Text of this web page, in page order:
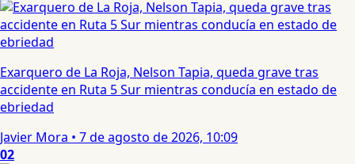
Exarquero de La Roja, Nelson Tapia, queda grave tras
accidente en Ruta 5 Sur mientras conducía en estado de
ebriedad
Javier Mora • 7 de agosto de 2026, 10:09
02